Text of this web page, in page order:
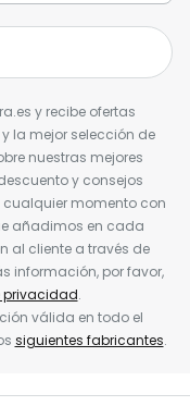
y recibe ofertas
la mejor selección de
nuestras mejores
y consejos
cualquier momento con
añadimos en cada
al cliente a través de
información, por favor,
privacidad.
válida en todo el
siguientes fabricantes.